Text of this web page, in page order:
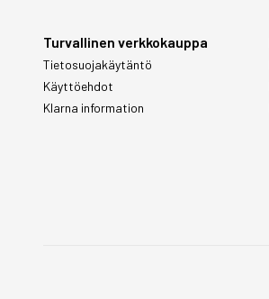
Turvallinen verkkokauppa
Tietosuojakäytäntö
Käyttöehdot
Klarna information